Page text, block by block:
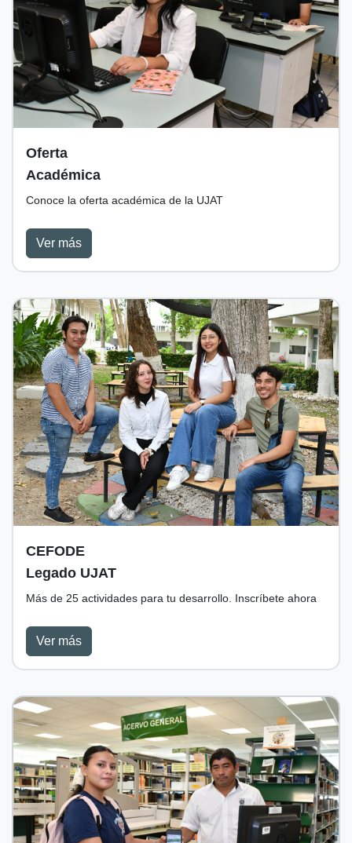
Oferta
Académica
Conoce la oferta académica de la UJAT
Ver más
CEFODE
Legado UJAT
Más de 25 actividades para tu desarrollo. Inscríbete ahora
Ver más